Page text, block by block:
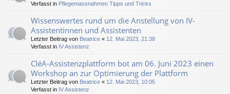
Verfasst in Pflegemassnahmen Tipps und Tricks
Wissenswertes rund um die Anstellung von IV-
Assistentinnen und Assistenten
Letzter Beitrag von Beatrice « 12. Mai 2023, 21:38
Verfasst in IV Assistenz
CléA-Assistenzplattform bot am 06. Juni 2023 einen
Workshop an zur Optimierung der Plattform
Letzter Beitrag von Beatrice « 12. Mai 2023, 10:05
Verfasst in IV Assistenz